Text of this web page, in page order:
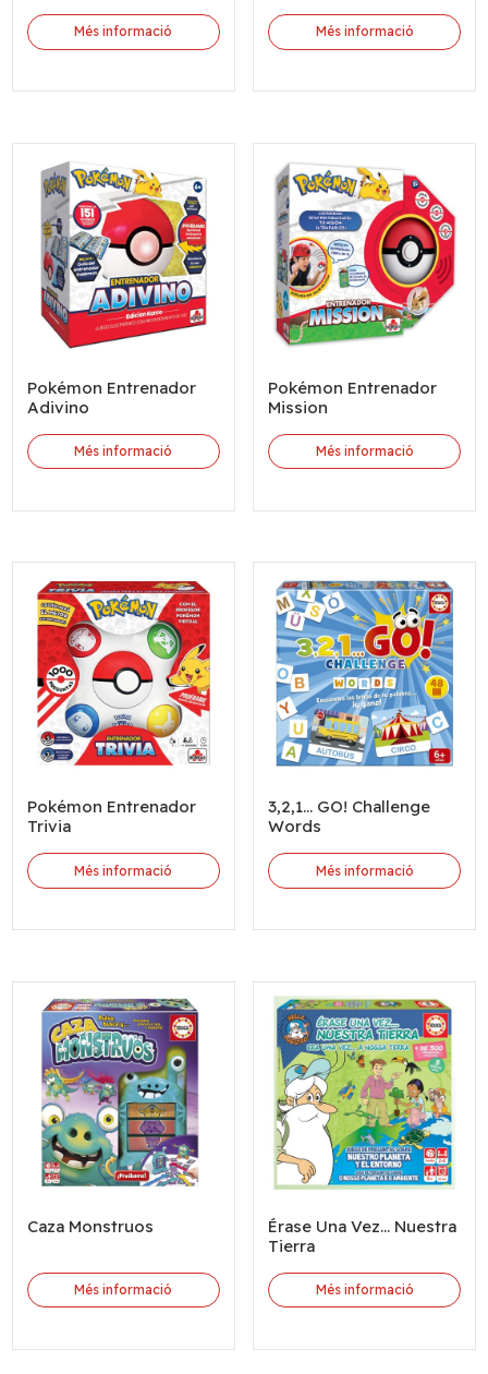
Més informació Més informació
Pokémon Entrenador
Adivino
Més informació
Pokémon Entrenador
Mission
Més informació
Pokémon Entrenador
Trivia
Més informació
3,2,1... GO! Challenge
Words
Més informació
Caza Monstruos
Més informació
Érase Una Vez... Nuestra
Tierra
Més informació